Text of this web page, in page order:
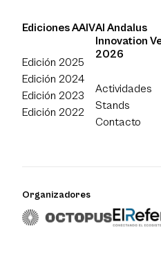
Ediciones AAIV
Edición 2025
Edición 2024
Edición 2023
Edición 2022
Al Andalus
Innovation
2026
Actividades
Stands
Contacto
Organizadores